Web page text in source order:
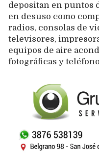
depositan en puntos
en desuso como
radios, consolas de
televisores,
equipos de aire
fotográficas y